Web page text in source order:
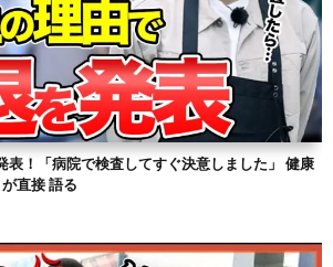
表！「病院で検査してすぐ決意しました」 健康
直接 語る